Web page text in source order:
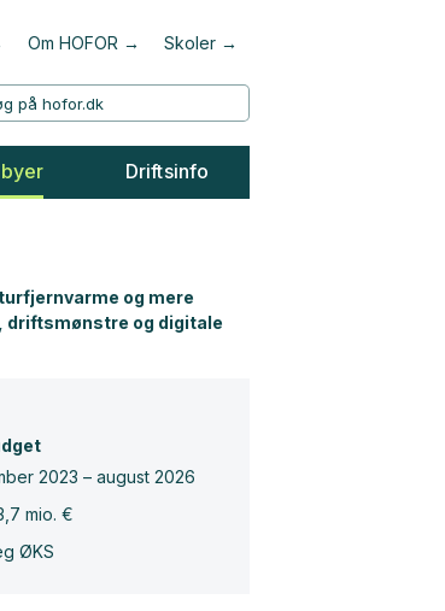
Om HOFOR Skoler
Driftsinfo
og mere
driftsmønstre og digitale
2023 – august 2026
mio. €
ØKS